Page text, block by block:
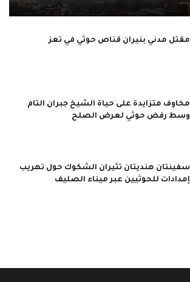
مقتل مدني بنيران قناص حوثي في تعز
مخاوف متزايدة على حياة الشيخ جبران التام
وسط رفض حوثي لعرض الصلح
سفينتان هنديتان تثيران الشكوك حول تهريب
إمدادات للحوثيين عبر ميناء الصليف